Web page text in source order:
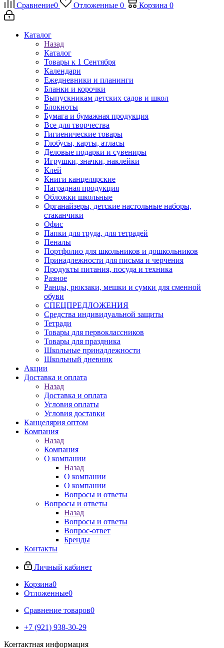
Сравнение0 Отложенные 0 Корзина 0
Каталог
Назад
Каталог
Товары к 1 Сентября
Календари
Ежедневники и планинги
Бланки и корочки
Выпускникам детских садов и школ
Блокноты
Бумага и бумажная продукция
Все для творчества
Гигиенические товары
Глобусы, карты, атласы
Деловые подарки и сувениры
Игрушки, значки, наклейки
Клей
Книги канцелярские
Наградная продукция
Обложки школьные
Органайзеры, детские настольные наборы,
стаканчики
Офис
Папки для труда, для тетрадей
Пеналы
Портфолио для школьников и дошкольников
Принадлежности для письма и черчения
Продукты питания, посуда и техника
Разное
Ранцы, рюкзаки, мешки и сумки для сменной
обуви
СПЕЦПРЕДЛОЖЕНИЯ
Средства индивидуальной защиты
Тетради
Товары для первоклассников
Товары для праздника
Школьные принадлежности
Школьный дневник
Акции
Доставка и оплата
Назад
Доставка и оплата
Условия оплаты
Условия доставки
Канцелярия оптом
Компания
Назад
Компания
О компании
Назад
О компании
О компании
Вопросы и ответы
Вопросы и ответы
Назад
Вопросы и ответы
Вопрос-ответ
Бренды
Контакты
Личный кабинет
Корзина0
Отложенные0
Сравнение товаров0
+7 (921) 938-30-29
Контактная информация